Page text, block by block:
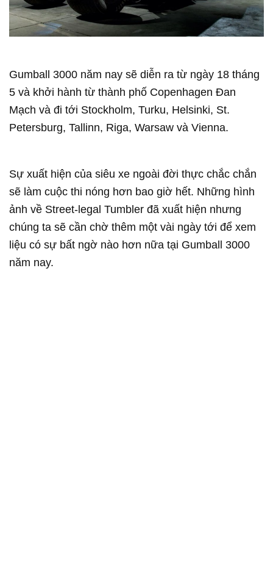
Gumball 3000 năm nay sẽ diễn ra từ ngày 18 tháng
5 và khởi hành từ thành phố Copenhagen Đan
Mạch và đi tới Stockholm, Turku, Helsinki, St.
Petersburg, Tallinn, Riga, Warsaw và Vienna.
Sự xuất hiện của siêu xe ngoài đời thực chắc chắn
sẽ làm cuộc thi nóng hơn bao giờ hết. Những hình
ảnh về Street-legal Tumbler đã xuất hiện nhưng
chúng ta sẽ cần chờ thêm một vài ngày tới để xem
liệu có sự bất ngờ nào hơn nữa tại Gumball 3000
năm nay.